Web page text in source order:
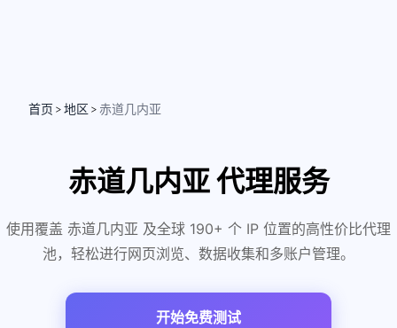
首页 > 地区 > 赤道几内亚
赤道几内亚 代理服务
使用覆盖 赤道几内亚 及全球 190+ 个 IP 位置的高性价比代理
池，轻松进行网页浏览、数据收集和多账户管理。
开始免费测试